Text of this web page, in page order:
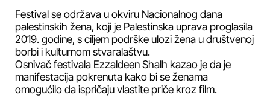
Festival se održava u okviru Nacionalnog dana
palestinskih žena, koji je Palestinska uprava proglasila
2019. godine, s ciljem podrške ulozi žena u društvenoj
borbi i kulturnom stvaralaštvu.
Osnivač festivala Ezzaldeen Shalh kazao je da je
manifestacija pokrenuta kako bi se ženama
omogućilo da ispričaju vlastite priče kroz film.